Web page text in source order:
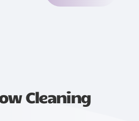
Cleaning